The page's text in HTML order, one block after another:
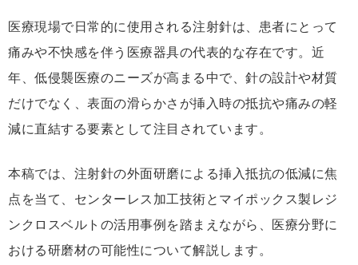
医療現場で日常的に使用される注射針は、患者にとって
痛みや不快感を伴う医療器具の代表的な存在です。近
年、低侵襲医療のニーズが高まる中で、針の設計や材質
だけでなく、表面の滑らかさが挿入時の抵抗や痛みの軽
減に直結する要素として注目されています。
本稿では、注射針の外面研磨による挿入抵抗の低減に焦
点を当て、センターレス加工技術とマイポックス製レジ
ンクロスベルトの活用事例を踏まえながら、医療分野に
おける研磨材の可能性について解説します。